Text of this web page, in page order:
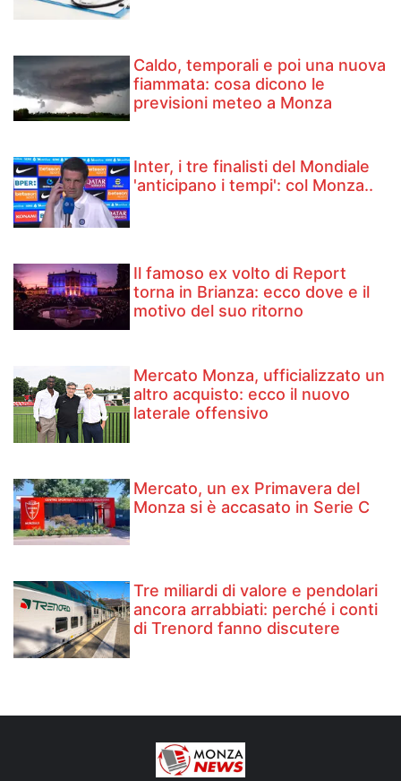
Caldo, temporali e poi una nuova
fiammata: cosa dicono le
previsioni meteo a Monza
Inter, i tre finalisti del Mondiale
'anticipano i tempi': col Monza..
Il famoso ex volto di Report
torna in Brianza: ecco dove e il
motivo del suo ritorno
Mercato Monza, ufficializzato un
altro acquisto: ecco il nuovo
laterale offensivo
Mercato, un ex Primavera del
Monza si è accasato in Serie C
Tre miliardi di valore e pendolari
ancora arrabbiati: perché i conti
di Trenord fanno discutere